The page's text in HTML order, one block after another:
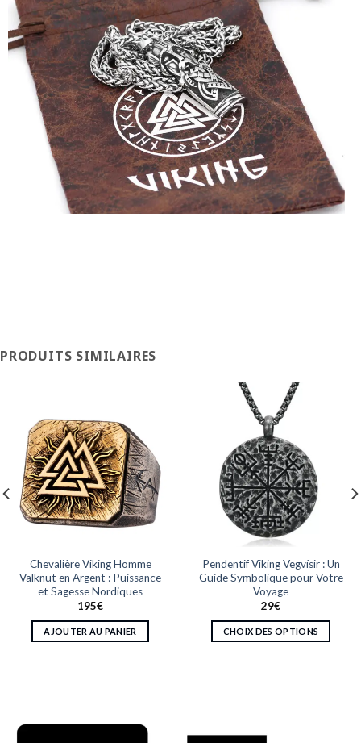
PRODUITS SIMILAIRES
Chevalière Viking Homme
Valknut en Argent : Puissance
et Sagesse Nordiques
195€
AJOUTER AU PANIER
Pendentif Viking Vegvísir : Un
Guide Symbolique pour Votre
Voyage
29€
CHOIX DES OPTIONS